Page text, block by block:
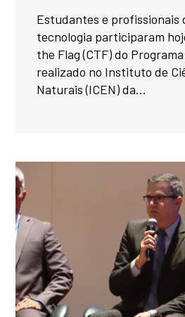
Estudantes e profissionais
tecnologia participaram
the Flag (CTF) do
realizado no Instituto de
Naturais (ICEN) da...